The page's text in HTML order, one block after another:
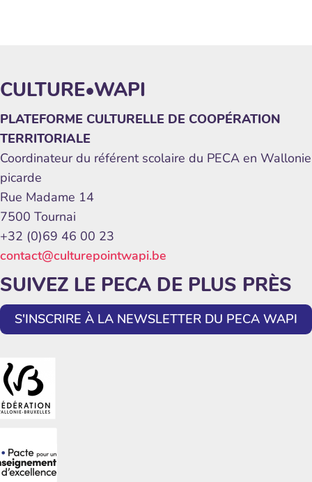
CULTURE•WAPI
PLATEFORME CULTURELLE DE COOPÉRATION
TERRITORIALE
Coordinateur du référent scolaire du PECA en Wallonie
picarde
Rue Madame 14
7500 Tournai
+32 (0)69 46 00 23
contact@culturepointwapi.be
SUIVEZ LE PECA DE PLUS PRÈS
S'INSCRIRE À LA NEWSLETTER DU PECA WAPI